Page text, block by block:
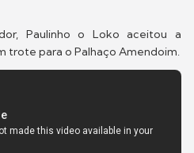
Paulinho o Loko aceitou a
trote para o Palhaço Amendoim.